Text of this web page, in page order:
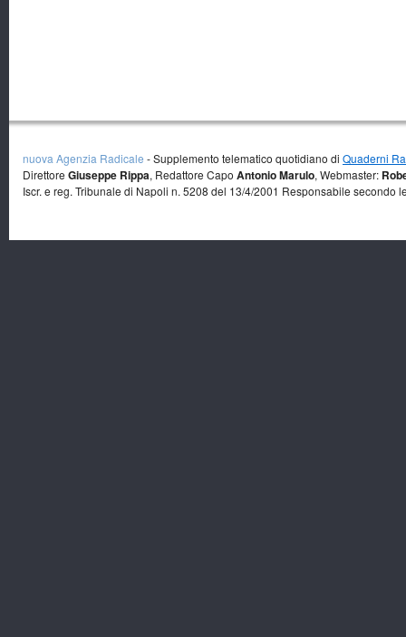
nuova Agenzia Radicale - Supplemento telematico quotidiano di Quaderni
Direttore Giuseppe Rippa, Redattore Capo Antonio Marulo, Webmaster:
Iscr. e reg. Tribunale di Napoli n. 5208 del 13/4/2001 Responsabile secondo